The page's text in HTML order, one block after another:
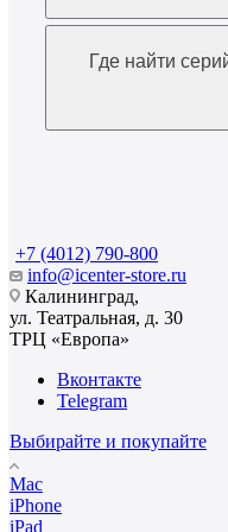
Где найти
+7 (4012) 790-800
info@icenter-store.ru
Калининград,
ул. Театральная, д. 30
ТРЦ «Европа»
Вконтакте
Telegram
Выбирайте и покупайте
Mac
iPhone
iPad